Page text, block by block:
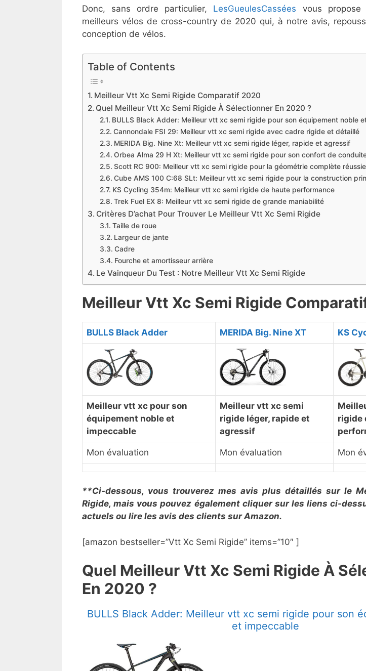
Donc, sans ordre particulier, LesGueulesCassées vous
meilleurs vélos de cross-country de 2020 qui, à notre avis,
conception de vélos.
Table of Contents
Meilleur Vtt Xc Semi Rigide Comparatif 2020
​Quel Meilleur Vtt Xc Semi Rigide À Sélectionner En 2020 ?
BULLS Black Adder: Meilleur vtt xc semi rigide pour son équipement noble
Cannondale FSI 29: Meilleur vtt xc semi rigide avec cadre rigide et détaillé
MERIDA Big. Nine Xt: Meilleur vtt xc semi rigide léger, rapide et agressif
Orbea Alma 29 H Xt: Meilleur vtt xc semi rigide pour son confort de
Scott RC 900: Meilleur vtt xc semi rigide pour la géométrie complète réussie
Cube AMS 100 C:68 SLt: Meilleur vtt xc semi rigide pour la construction
KS Cycling 354m: Meilleur vtt xc semi rigide de haute performance
Trek Fuel EX 8: Meilleur vtt xc semi rigide de grande maniabilité
​Critères D’achat Pour Trouver Le Meilleur Vtt Xc Semi Rigide
Taille de roue
Largeur de jante
Cadre
Fourche et amortisseur arrière
Le Vainqueur Du Test : Notre Meilleur Vtt Xc Semi Rigide
Meilleur Vtt Xc Semi Rigide
BULLS Black Adder MERIDA Big. Nine XT KS
Meilleur vtt xc pour son
équipement noble et
impeccable
Meilleur vtt xc semi
rigide léger, rapide et
agressif
rigide
Mon évaluation Mon évaluation Mon
**Ci-dessous, vous trouverez mes avis plus détaillés sur le
Rigide, mais vous pouvez également cliquer sur les liens ci-
actuels ou lire les avis des clients sur Amazon.
[amazon bestseller=”Vtt Xc Semi Rigide” items=”10″ ]
​Quel Meilleur Vtt Xc Semi Rigide À
En 2020 ?
BULLS Black Adder: Meilleur vtt xc semi rigide pour son
et impeccable